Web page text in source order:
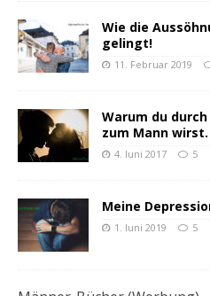
Wie die
gelingt!
11. Februar 2019
Warum du
zum Mann wirst.
4. Juni 2017 5
Meine
1. Juni 2019 5